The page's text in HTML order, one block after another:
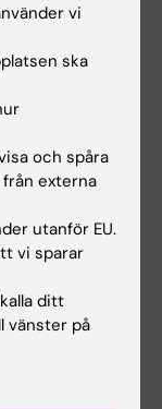
denna sida?
vi
ska
och spåra
externa
utanför EU.
vi sparar
ditt
vänster på